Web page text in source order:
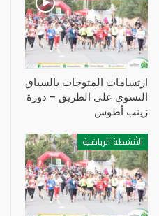
ارتسامات المتوجات بالسباق
النسوي على الطريق – دورة
زينب أطوس
الأنشطة الرياضية